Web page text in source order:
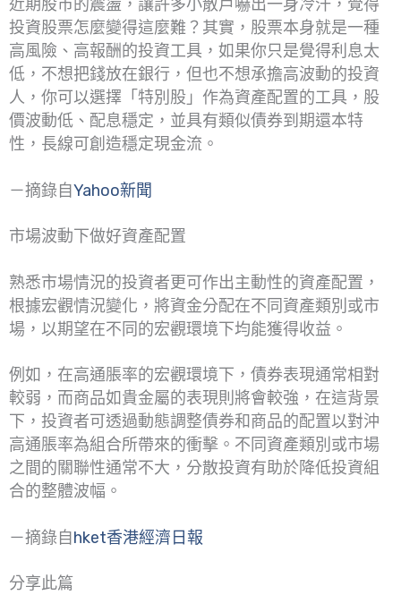
近期股市的震盪，讓許多小散戶嚇出一身冷汗，覺得
投資股票怎麼變得這麼難？其實，股票本身就是一種
高風險、高報酬的投資工具，如果你只是覺得利息太
低，不想把錢放在銀行，但也不想承擔高波動的投資
人，你可以選擇「特別股」作為資產配置的工具，股
價波動低、配息穩定，並具有類似債券到期還本特
性，長線可創造穩定現金流。
－摘錄自Yahoo新聞
市場波動下做好資產配置
熟悉市場情況的投資者更可作出主動性的資產配置，
根據宏觀情況變化，將資金分配在不同資產類別或市
場，以期望在不同的宏觀環境下均能獲得收益。
例如，在高通脹率的宏觀環境下，債券表現通常相對
較弱，而商品如貴金屬的表現則將會較強，在這背景
下，投資者可透過動態調整債券和商品的配置以對沖
高通脹率為組合所帶來的衝擊。不同資產類別或市場
之間的關聯性通常不大，分散投資有助於降低投資組
合的整體波幅。
－摘錄自hket香港經濟日報
分享此篇